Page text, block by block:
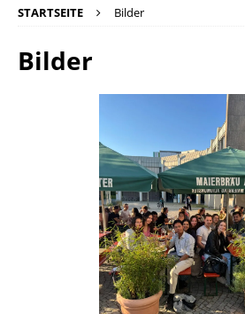
STARTSEITE Bilder
Bilder